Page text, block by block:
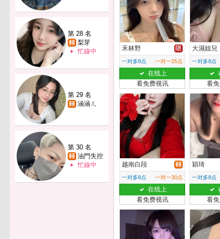
第 28 名
梨芽
忙線中
第 29 名
涵涵ㄦ
第 30 名
油門失控
忙線中
禾林野
一对多8点 一对一25点
在线上
看免费视讯
大濕姐兒
一对多8点
看
越南白段
一对多8点 一对一30点
在线上
看免费视讯
穎琦
一对多8点
看